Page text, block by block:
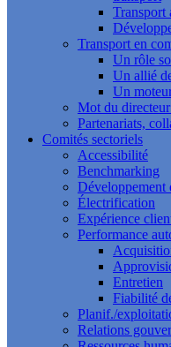
Transport
Transport en
Un rôle
Un allié
Un
Mot du
Partenariats,
Comités sectoriels
Accessibilité
Benchmarking
Développement
Électrification
Expérience
Performance
Entretien
Fiabilité
Planif./
Relations